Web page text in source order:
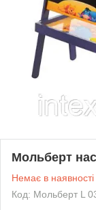
Мольберт
Немає в наявності
Код: Мольберт L